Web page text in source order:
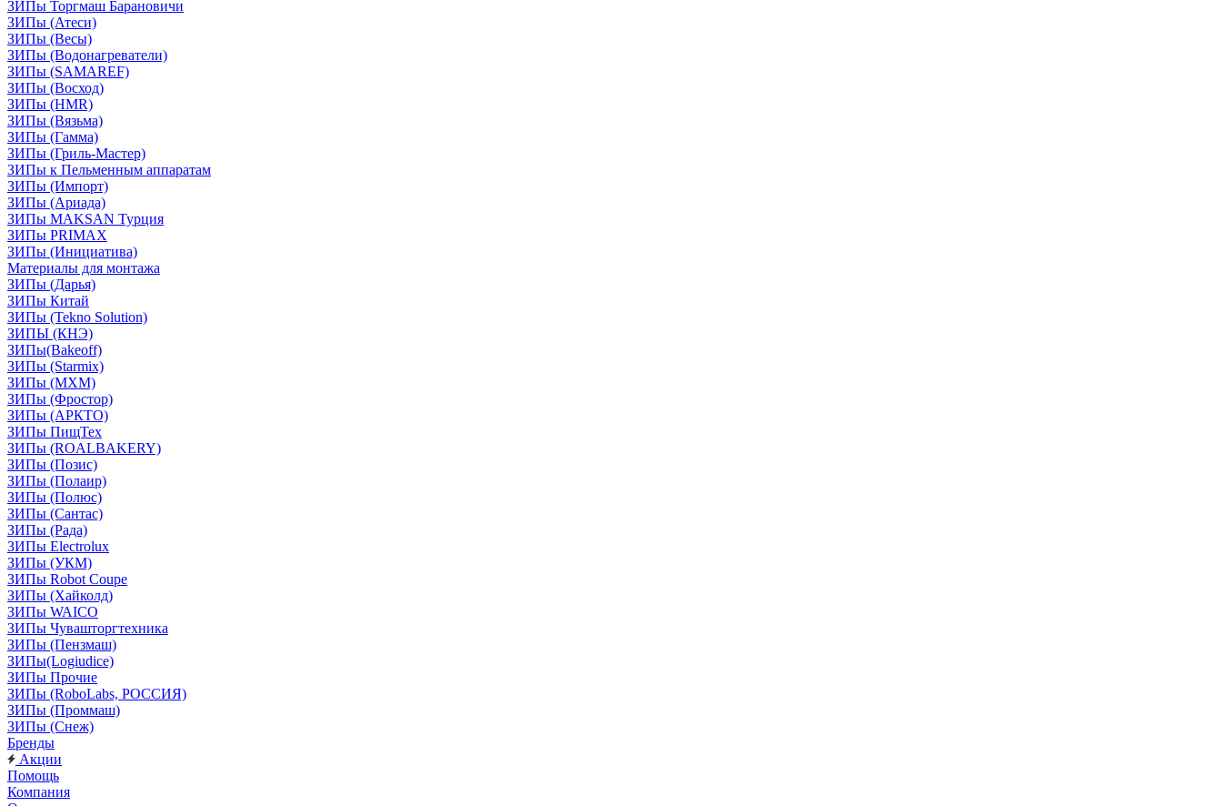
ЗИПы Торгмаш Барановичи
ЗИПы (Атеси)
ЗИПы (Весы)
ЗИПы (Водонагреватели)
ЗИПы (SAMAREF)
ЗИПы (Восход)
ЗИПы (HMR)
ЗИПы (Вязьма)
ЗИПы (Гамма)
ЗИПы (Гриль-Мастер)
ЗИПы к Пельменным аппаратам
ЗИПы (Импорт)
ЗИПы (Ариада)
ЗИПы MAKSAN Турция
ЗИПы PRIMAX
ЗИПы (Инициатива)
Материалы для монтажа
ЗИПы (Дарья)
ЗИПы Китай
ЗИПы (Tekno Solution)
ЗИПЫ (КНЭ)
ЗИПы(Bakeoff)
ЗИПы (Starmix)
ЗИПы (МХМ)
ЗИПы (Фростор)
ЗИПы (АРКТО)
ЗИПы ПищТех
ЗИПы (ROALBAKERY)
ЗИПы (Позис)
ЗИПы (Полаир)
ЗИПы (Полюс)
ЗИПы (Сантас)
ЗИПы (Рада)
ЗИПы Electrolux
ЗИПы (УКМ)
ЗИПы Robot Coupe
ЗИПы (Хайколд)
ЗИПы WAICO
ЗИПы Чувашторгтехника
ЗИПы (Пензмаш)
ЗИПы(Logiudice)
ЗИПы Прочие
ЗИПы (RoboLabs, РОССИЯ)
ЗИПы (Проммаш)
ЗИПы (Снеж)
Бренды
Акции
Помощь
Компания